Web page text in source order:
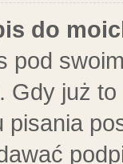
do
pod
Gdy już
pisania